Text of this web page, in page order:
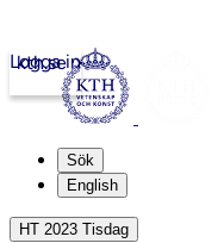
kth.se
Logga in
Sök
English
HT 2023 Tisdag